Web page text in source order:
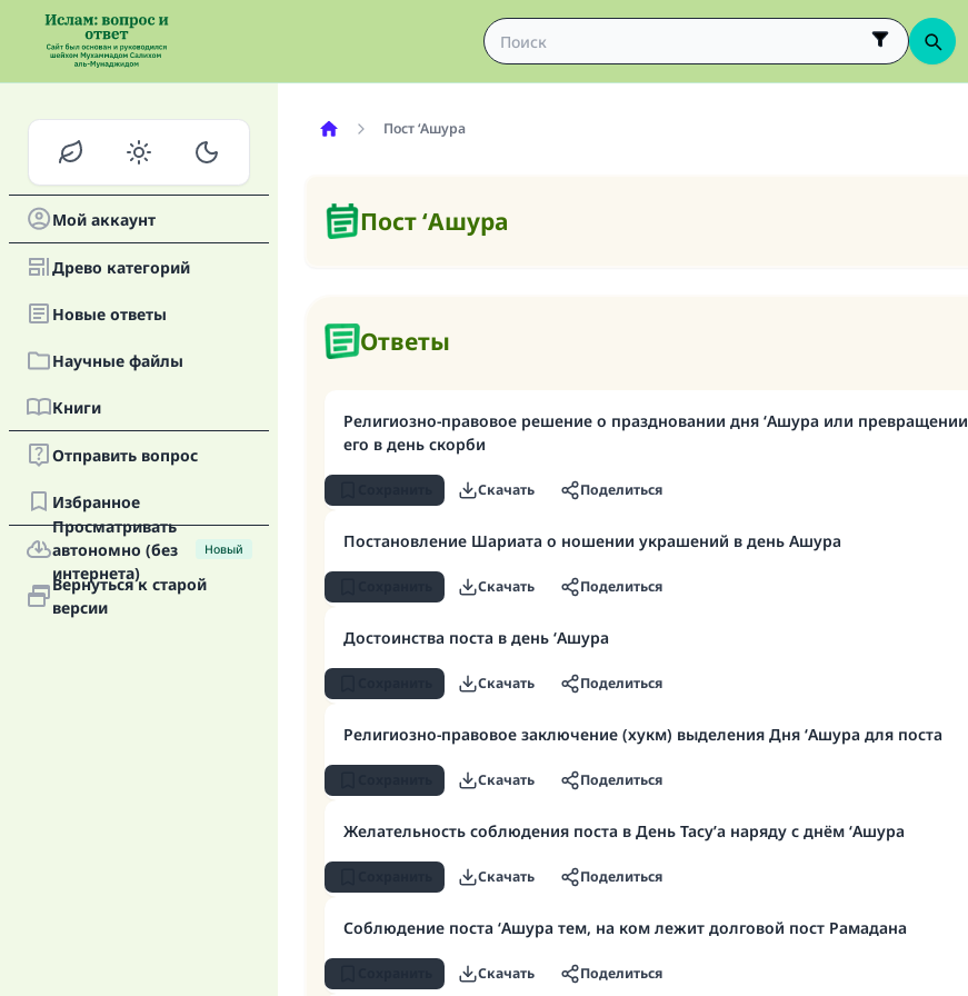
Мой аккаунт
Древо категорий
Новые oтветы
Научные файлы
Книги
Отправить вопрос
Избранное
Просматривать
автономно (без
интернета)
Новый
Вернуться к старой
версии
Пост ‘Ашура
Пост ‘Ашура
Ответы
Религиозно-правовое решение о праздновании дня ‘Ашура или превращении
его в день скорби
Скачать Поделиться
Постановление Шариата о ношении украшений в день Ашура
Скачать Поделиться
Достоинства поста в день ‘Ашура
Скачать Поделиться
Религиозно-правовое заключение (хукм) выделения Дня ‘Ашура для поста
Скачать Поделиться
Желательность соблюдения поста в День Тасу’а наряду с днём ‘Ашура
Скачать Поделиться
Соблюдение поста ‘Ашура тем, на ком лежит долговой пост Рамадана
Скачать Поделиться